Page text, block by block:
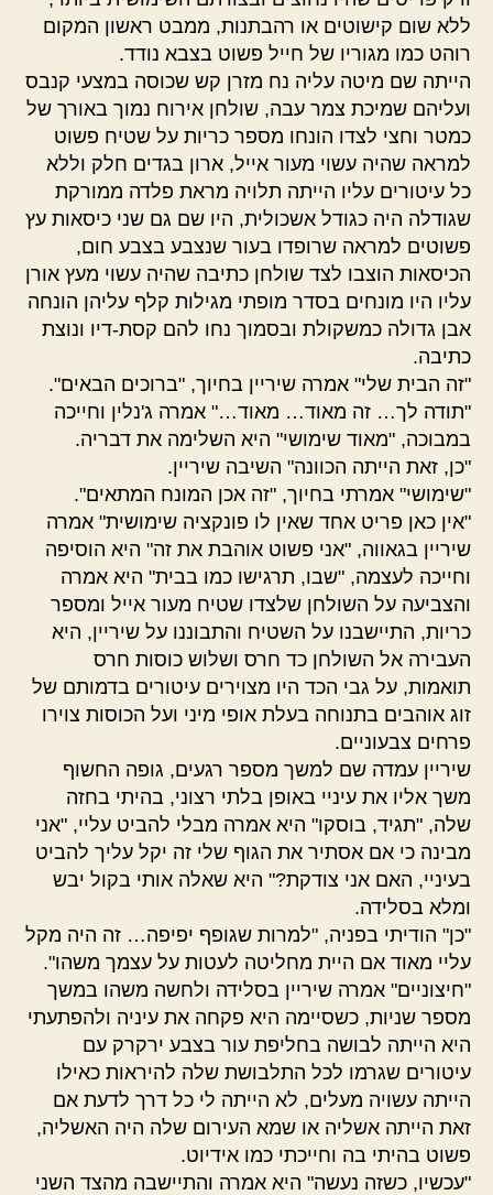
ללא שום קישוטים או רהבתנות, ממבט ראשון המקום
רוהט כמו מגוריו של חייל פשוט בצבא נודד.
הייתה שם מיטה עליה נח מזרן קש שכוסה במצעי קנבס
ועליהם שמיכת צמר עבה, שולחן אירוח נמוך באורך של
כמטר וחצי לצדו הונחו מספר כריות על שטיח פשוט
למראה שהיה עשוי מעור אייל, ארון בגדים חלק וללא
כל עיטורים עליו הייתה תלויה מראת פלדה ממורקת
שגודלה היה כגודל אשכולית, היו שם גם שני כיסאות עץ
פשוטים למראה שרופדו בעור שנצבע בצבע חום,
הכיסאות הוצבו לצד שולחן כתיבה שהיה עשוי מעץ אורן
עליו היו מונחים בסדר מופתי מגילות קלף עליהן הונחה
אבן גדולה כמשקולת ובסמוך נחו להם קסת-דיו ונוצת
כתיבה.
"זה הבית שלי" אמרה שיריין בחיוך, "ברוכים הבאים".
"תודה לך… זה מאוד… מאוד…" אמרה ג'נלין וחייכה
במבוכה, "מאוד שימושי" היא השלימה את דבריה.
"כן, זאת הייתה הכוונה" השיבה שיריין.
"שימושי" אמרתי בחיוך, "זה אכן המונח המתאים".
"אין כאן פריט אחד שאין לו פונקציה שימושית" אמרה
שיריין בגאווה, "אני פשוט אוהבת את זה" היא הוסיפה
וחייכה לעצמה, "שבו, תרגישו כמו בבית" היא אמרה
והצביעה על השולחן שלצדו שטיח מעור אייל ומספר
כריות, התיישבנו על השטיח והתבוננו על שיריין, היא
העבירה אל השולחן כד חרס ושלוש כוסות חרס
תואמות, על גבי הכד היו מצוירים עיטורים בדמותם של
זוג אוהבים בתנוחה בעלת אופי מיני ועל הכוסות צוירו
פרחים צבעוניים.
שיריין עמדה שם למשך מספר רגעים, גופה החשוף
משך אליו את עיניי באופן בלתי רצוני, בהיתי בחזה
שלה, "תגיד, בוסקו" היא אמרה מבלי להביט עליי, "אני
מבינה כי אם אסתיר את הגוף שלי זה יקל עליך להביט
בעיניי, האם אני צודקת?" היא שאלה אותי בקול יבש
ומלא בסלידה.
"כן" הודיתי בפניה, "למרות שגופף יפיפה… זה היה מקל
עליי מאוד אם היית מחליטה לעטות על עצמך משהו".
"חיצוניים" אמרה שיריין בסלידה ולחשה משהו במשך
מספר שניות, כשסיימה היא פקחה את עיניה ולהפתעתי
היא הייתה לבושה בחליפת עור בצבע ירקרק עם
עיטורים שגרמו לכל התלבושת שלה להיראות כאילו
הייתה עשויה מעלים, לא הייתה לי כל דרך לדעת אם
זאת הייתה אשליה או שמא העירום שלה היה האשליה,
פשוט בהיתי בה וחייכתי כמו אידיוט.
"עכשיו, כשזה נעשה" היא אמרה והתיישבה מהצד השני